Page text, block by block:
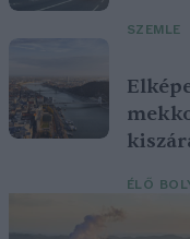
SZEMLE
ÉLŐ